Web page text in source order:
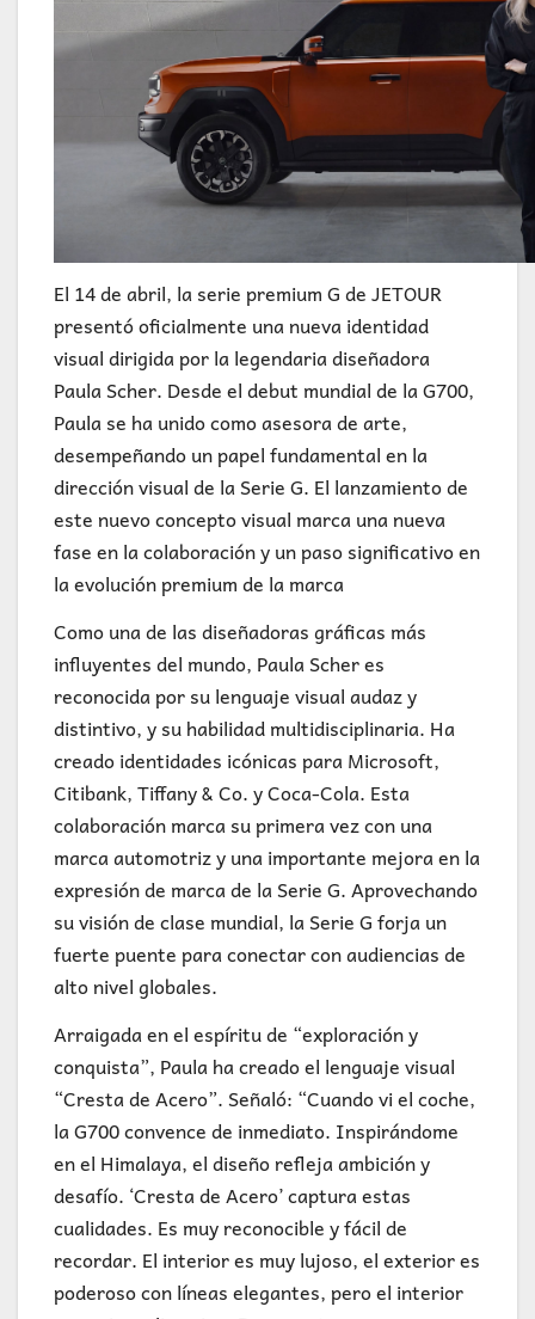
El 14 de abril, la serie premium G de JETOUR
presentó oficialmente una nueva identidad
visual dirigida por la legendaria diseñadora
Paula Scher. Desde el debut mundial de la G700,
Paula se ha unido como asesora de arte,
desempeñando un papel fundamental en la
dirección visual de la Serie G. El lanzamiento de
este nuevo concepto visual marca una nueva
fase en la colaboración y un paso significativo en
la evolución premium de la marca
Como una de las diseñadoras gráficas más
influyentes del mundo, Paula Scher es
reconocida por su lenguaje visual audaz y
distintivo, y su habilidad multidisciplinaria. Ha
creado identidades icónicas para Microsoft,
Citibank, Tiffany & Co. y Coca-Cola. Esta
colaboración marca su primera vez con una
marca automotriz y una importante mejora en la
expresión de marca de la Serie G. Aprovechando
su visión de clase mundial, la Serie G forja un
fuerte puente para conectar con audiencias de
alto nivel globales.
Arraigada en el espíritu de “exploración y
conquista”, Paula ha creado el lenguaje visual
“Cresta de Acero”. Señaló: “Cuando vi el coche,
la G700 convence de inmediato. Inspirándome
en el Himalaya, el diseño refleja ambición y
desafío. ‘Cresta de Acero’ captura estas
cualidades. Es muy reconocible y fácil de
recordar. El interior es muy lujoso, el exterior es
poderoso con líneas elegantes, pero el interior